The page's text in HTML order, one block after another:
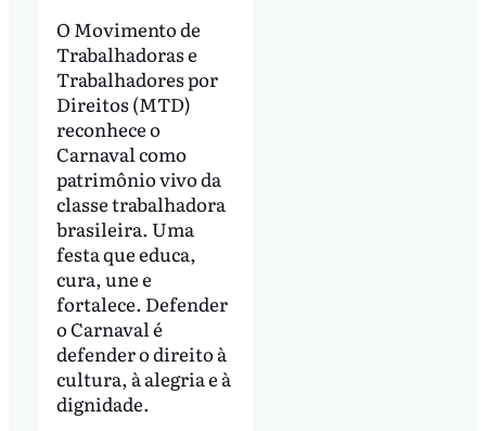
O Movimento de
Trabalhadoras e
Trabalhadores por
Direitos (MTD)
reconhece o
Carnaval como
patrimônio vivo da
classe trabalhadora
brasileira. Uma
festa que educa,
cura, une e
fortalece. Defender
o Carnaval é
defender o direito à
cultura, à alegria e à
dignidade.